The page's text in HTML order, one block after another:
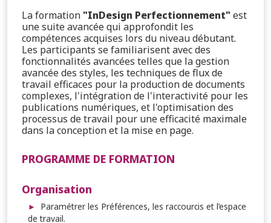
La formation "InDesign Perfectionnement" est
une suite avancée qui approfondit les
compétences acquises lors du niveau débutant.
Les participants se familiarisent avec des
fonctionnalités avancées telles que la gestion
avancée des styles, les techniques de flux de
travail efficaces pour la production de documents
complexes, l'intégration de l'interactivité pour les
publications numériques, et l'optimisation des
processus de travail pour une efficacité maximale
dans la conception et la mise en page.
PROGRAMME DE FORMATION
Organisation
Paramétrer les Préférences, les raccourcis et l’espace
de travail.